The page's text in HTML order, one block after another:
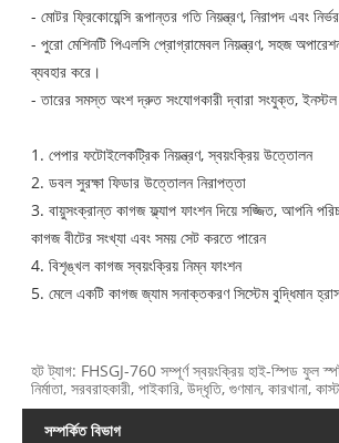
- মোটর ফ্রিকোয়েন্সি রূপান্তর গতি নিয়ন্ত্রণ, নিরাপদ এবং
- পুরো মেশিনটি পিএলসি প্রোগ্রামেবল নিয়ন্ত্রণ, সহজ
ব্যবহার করে।
- তারের সমস্ত অংশ দ্রুত সংযোগকারী দ্বারা সংযুক্ত,
1. পেপার ফটোইলেকট্রিক নিয়ন্ত্রণ, স্বয়ংক্রিয় উত্তোলন
2. ডবল সুরক্ষা ফিডার উত্তোলন নিরাপত্তা
3. বায়ুসংক্রান্ত কাগজ ফ্ল্যাপ ফাংশন দিয়ে সজ্জিত, আপনি
কাগজ বীটের সংখ্যা এবং সময় সেট করতে পারেন
4. বিশৃঙ্খল কাগজ স্বয়ংক্রিয় নিম্ন ফাংশন
5. মেলে একটি কাগজ জ্যাম সনাক্তকরণ সিস্টেম বুদ্ধিমান
হট ট্যাগ: FHSGJ-760 সম্পূর্ণ স্বয়ংক্রিয় হাই-স্পিড ফুল স্পট
নির্মাতা, সরবরাহকারী, পাইকারি, উদ্ধৃতি, গুণমান, কারখানা,
সম্পর্কিত বিভাগ